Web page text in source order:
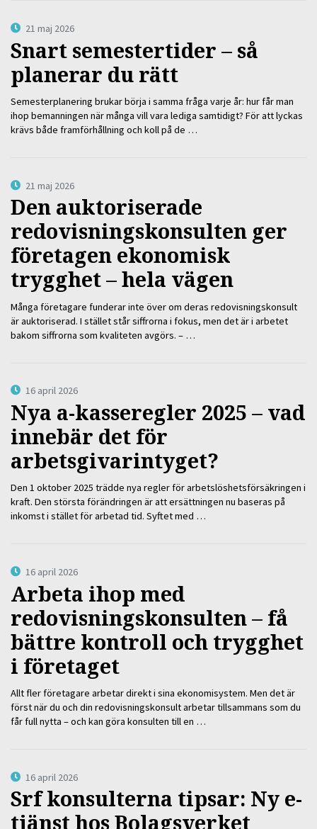
21 maj 2026
Snart semestertider – så
planerar du rätt
Semesterplanering brukar börja i samma fråga varje år: hur får man
ihop bemanningen när många vill vara lediga samtidigt? För att lyckas
krävs både framförhållning och koll på de …
21 maj 2026
Den auktoriserade
redovisningskonsulten ger
företagen ekonomisk
trygghet – hela vägen
Många företagare funderar inte över om deras redovisningskonsult
är auktoriserad. I stället står siffrorna i fokus, men det är i arbetet
bakom siffrorna som kvaliteten avgörs. – …
16 april 2026
Nya a-kasseregler 2025 – vad
innebär det för
arbetsgivarintyget?
Den 1 oktober 2025 trädde nya regler för arbetslöshetsförsäkringen i
kraft. Den största förändringen är att ersättningen nu baseras på
inkomst i stället för arbetad tid. Syftet med …
16 april 2026
Arbeta ihop med
redovisningskonsulten – få
bättre kontroll och trygghet
i företaget
Allt fler företagare arbetar direkt i sina ekonomisystem. Men det är
först när du och din redovisningskonsult arbetar tillsammans som du
får full nytta – och kan göra konsulten till en …
16 april 2026
Srf konsulterna tipsar: Ny e-
tjänst hos Bolagsverket